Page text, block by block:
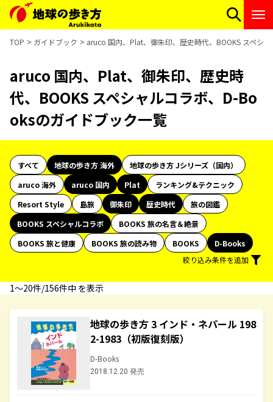
TOP ガイドブック aruco 国内、Plat、御朱印、歴史時代、BOOKS スペシ
aruco 国内、Plat、御朱印、歴史時
代、BOOKS スペシャルコラボ、D-Bo
oksのガイドブック一覧
すべて 地球の歩き方 海外
地球の歩き方 Jシリーズ（国内）
aruco 海外
aruco 国内 Plat
ランキング&テクニック
Resort Style
島旅 御朱印 歴史時代
旅の図鑑
BOOKS スペシャルコラボ
BOOKS 旅の名言＆絶景
BOOKS 旅と健康
BOOKS 旅の読み物 BOOKS
D-Books
絞り込み条件を追加
1〜20件/156件中 を表示
地球の歩き方 3 インド・ネパール 198
2-1983（初版復刻版）
D-Books
2018.12.20 発売